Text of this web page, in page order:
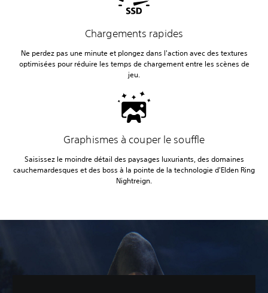
Chargements rapides
Ne perdez pas une minute et plongez dans l'action avec des textures
optimisées pour réduire les temps de chargement entre les scènes de
jeu.
Graphismes à couper le souffle
Saisissez le moindre détail des paysages luxuriants, des domaines
cauchemardesques et des boss à la pointe de la technologie d'Elden Ring
Nightreign.‎